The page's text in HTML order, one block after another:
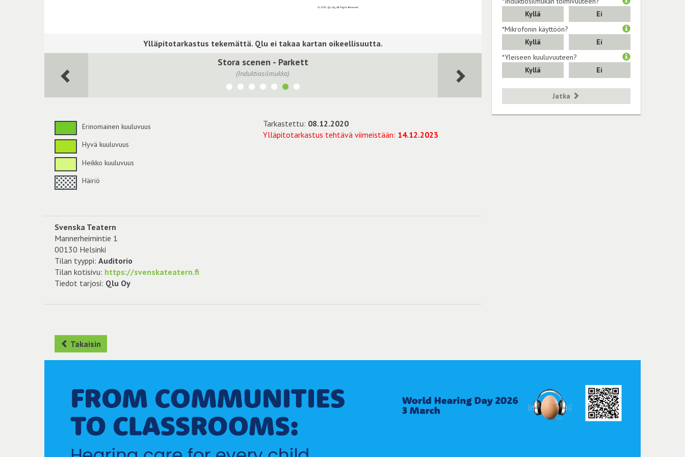
Stora scenen - Parkett
(Induktiosilmukka)
Erinomainen kuuluvuus
Hyvä kuuluvuus
Heikko kuuluvuus
Häiriö
Tarkastettu: 08.12.2020
Ylläpitotarkastus tehtävä viimeistään: 14.12.2023
Svenska Teatern
Mannerheimintie 1
00130 Helsinki
Tilan tyyppi: Auditorio
Tilan kotisivu: https://svenskateatern.fi
Tiedot tarjosi: Qlu Oy
Kyllä
Ei
*Mikrofonin käyttöön?
Kyllä
Ei
*Yleiseen kuuluvuuteen?
Kyllä
Ei
Jatka
Takaisin